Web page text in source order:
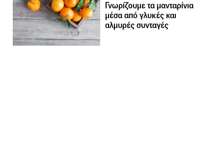
Γνωρίζουμε τα μανταρίνια
μέσα από γλυκές και
αλμυρές συνταγές